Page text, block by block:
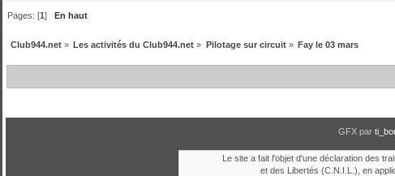
Pages: [1] En haut
Club944.net» Les activités du Club944.net » Pilotage sur circuit» Fay le 03 mars
GFX par
Le site a fait l'objet d'une déclaration des
et des Libertés (C.N.I.L.), en